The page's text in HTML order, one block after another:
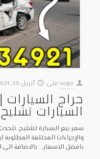
nejjo على أبريل 30, 2021
حراج
السيارات تشليح
سعر بيع السيارة تشليح،
والإجراءات المختلفة
بافضل الاسعار. بالاضافة